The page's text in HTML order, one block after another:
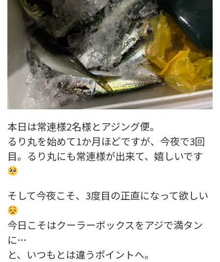
本日は常連様2名様とアジング便。
るり丸を始めて1か月ほどですが、今夜で3回
目。るり丸にも常連様が出来て、嬉しいです
そして今夜こそ、3度目の正直になって欲しい
今日こそはクーラーボックスをアジで満タン
に…
と、いつもとは違うポイントへ。